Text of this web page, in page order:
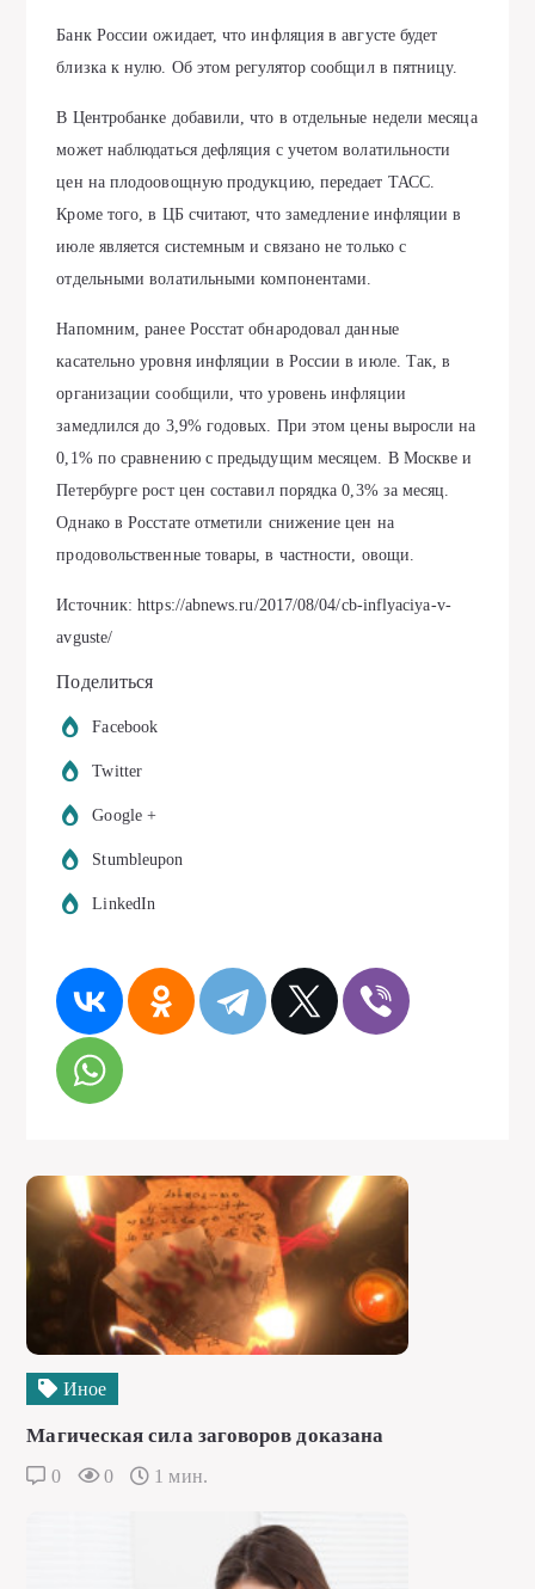
Банк России ожидает, что инфляция в августе будет
близка к нулю. Об этом регулятор сообщил в пятницу.
В Центробанке добавили, что в отдельные недели месяца
может наблюдаться дефляция с учетом волатильности
цен на плодоовощную продукцию, передает ТАСС.
Кроме того, в ЦБ считают, что замедление инфляции в
июле является системным и связано не только с
отдельными волатильными компонентами.
Напомним, ранее Росстат обнародовал данные
касательно уровня инфляции в России в июле. Так, в
организации сообщили, что уровень инфляции
замедлился до 3,9% годовых. При этом цены выросли на
0,1% по сравнению с предыдущим месяцем. В Москве и
Петербурге рост цен составил порядка 0,3% за месяц.
Однако в Росстате отметили снижение цен на
продовольственные товары, в частности, овощи.
Источник: https://abnews.ru/2017/08/04/cb-inflyaciya-v-
avguste/
Поделиться
Facebook
Twitter
Google +
Stumbleupon
LinkedIn
Иное
Магическая сила заговоров доказана
0 0 1 мин.